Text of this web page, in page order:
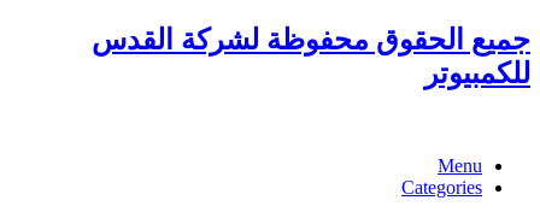
جميع الحقوق محفوظة لشركة القدس
للكمبيوتر
Menu
Categories